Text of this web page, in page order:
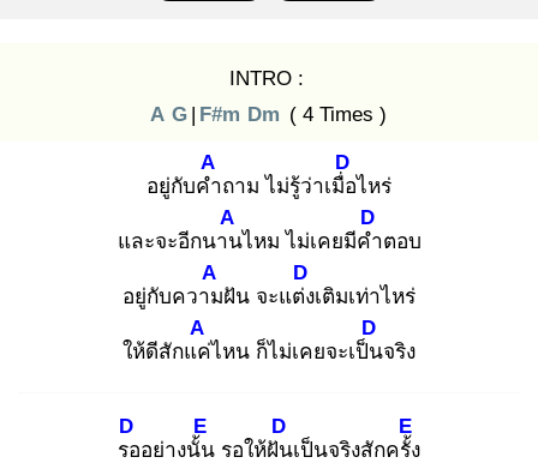
INTRO :
A G | F#m Dm ( 4 Times )
อยู่กับคำ
A
ถาม ไม่รู้ว่าเมื่อ
D
ไหร่
และจะอีกนาน
A
ไหม ไม่เคยมีคำ
D
ตอบ
อยู่กับความ
A
ฝัน จะแต่ง
D
เติมเท่าไหร่
ให้ดีสักแค่
A
ไหน ก็ไม่เคยจะเป็น
D
จริง
รอ
D
อย่างนั้น
E
รอให้ฝัน
D
เป็นจริงสักครั้ง
E